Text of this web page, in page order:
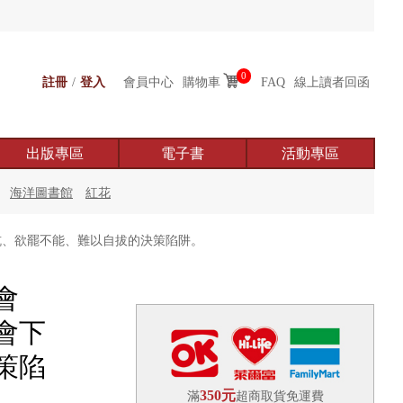
註冊 / 登入 會員中心 購物車 0 FAQ 線上讀者回函
出版專區 電子書 活動專區
海洋圖書館 紅花
罷不能、難以自拔的決策陷阱。
下
陷
滿350元超商取貨免運費